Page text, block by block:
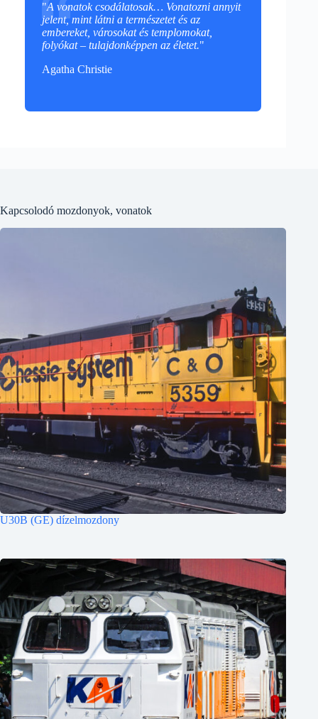
"A vonatok csodálatosak… Vonatozni annyit
jelent, mint látni a természetet és az
embereket, városokat és templomokat,
folyókat – tulajdonképpen az életet."
Agatha Christie
Kapcsolodó mozdonyok, vonatok
U30B (GE) dízelmozdony